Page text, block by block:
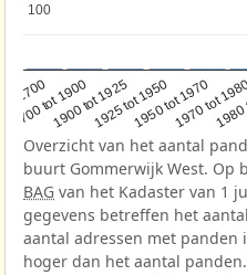
1700
1700 tot 1900
1900 tot 19251925 tot 19501950 tot 1970
1970 tot
100
100
Overzicht van het aantal
buurt Gommerwijk West. Op
BAG van het Kadaster van 1
gegevens betreffen het
aantal adressen met
hoger dan het aantal